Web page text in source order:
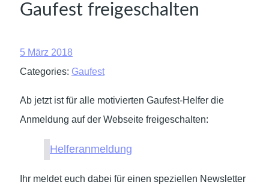
Gaufest freigeschalten
5 März 2018
Categories: Gaufest
Ab jetzt ist für alle motivierten Gaufest-Helfer die
Anmeldung auf der Webseite freigeschalten:
Helferanmeldung
Ihr meldet euch dabei für einen speziellen Newsletter